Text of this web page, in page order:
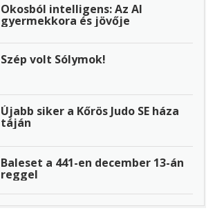
Okosból intelligens: Az AI
gyermekkora és jövője
Szép volt Sólymok!
Újabb siker a Kőrös Judo SE háza
táján
Baleset a 441-en december 13-án
reggel